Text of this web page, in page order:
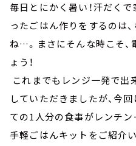
毎日とにかく暑い！汗だく
ったごはん作りをするのは
ね…。まさにそんな時こそ
ょう！
これまでもレンジ一発で出
していただきましたが、今
ての1人分の食事がレンチ
手軽ごはんキットをご紹介